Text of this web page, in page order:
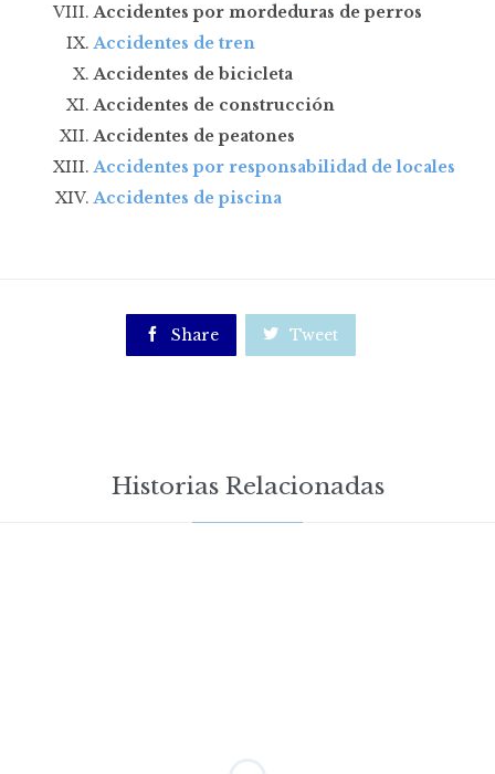
Accidentes por mordeduras de perros
Accidentes de tren
Accidentes de bicicleta
Accidentes de construcción
Accidentes de peatones
Accidentes por responsabilidad de locales
Accidentes de piscina
 Share  Tweet
Historias Relacionadas